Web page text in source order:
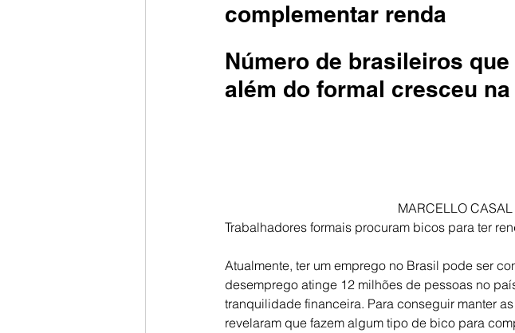
complementar renda
Número de brasileiros
além do formal cresceu
MARCELLO
Trabalhadores formais procuram bicos para ter
Atualmente, ter um emprego no Brasil pode ser
desemprego atinge 12 milhões de pessoas no
tranquilidade financeira. Para conseguir manter
revelaram que fazem algum tipo de bico para